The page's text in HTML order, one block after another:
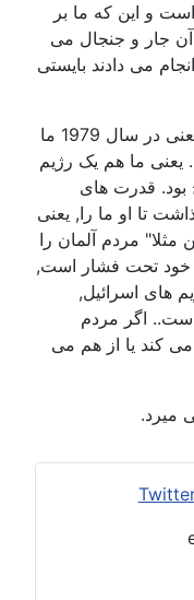
این که ما بر
جار و جنجال می
می دادند بایستی
دکتر رامین: درست سی سال پیش, یعنی در سال 1979 ما
ما هم یک رژیم
قدرت های
او ما را, یعنی
مردم آلمان را
تحت فشار است,
اسرائیل,
اگر مردم
یا از هم می